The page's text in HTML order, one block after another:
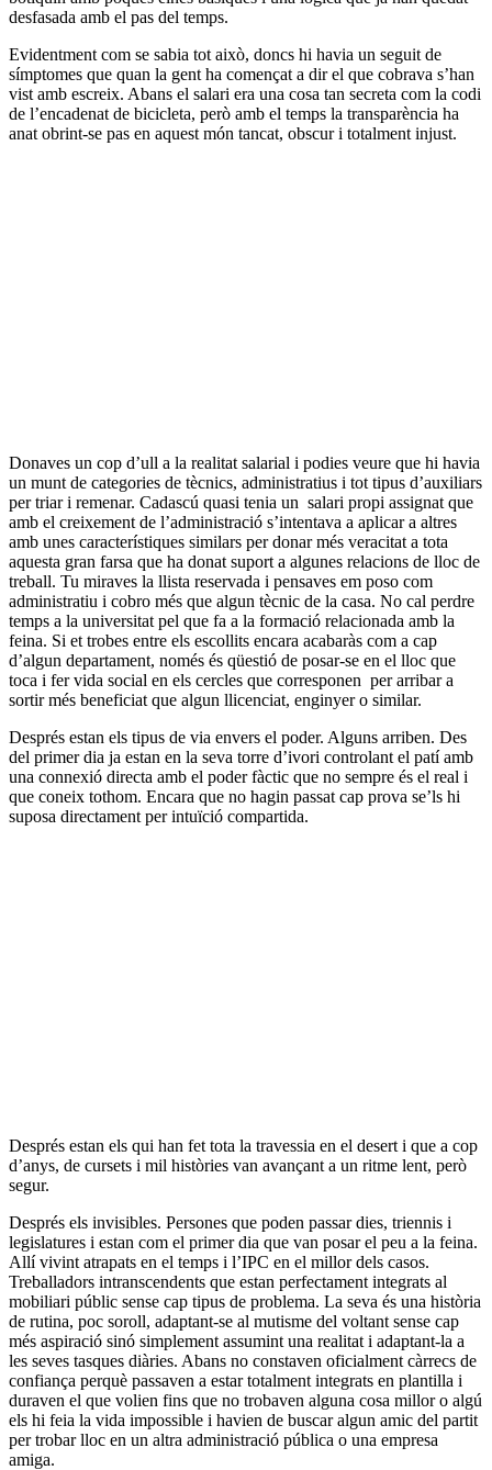
desfasada amb el pas del temps.
Evidentment com se sabia tot això, doncs hi havia un seguit de
símptomes que quan la gent ha començat a dir el que cobrava s’han
vist amb escreix. Abans el salari era una cosa tan secreta com la codi
de l’encadenat de bicicleta, però amb el temps la transparència ha
anat obrint-se pas en aquest món tancat, obscur i totalment injust.
Donaves un cop d’ull a la realitat salarial i podies veure que hi havia
un munt de categories de tècnics, administratius i tot tipus d’auxiliars
per triar i remenar. Cadascú quasi tenia un salari propi assignat que
amb el creixement de l’administració s’intentava a aplicar a altres
amb unes característiques similars per donar més veracitat a tota
aquesta gran farsa que ha donat suport a algunes relacions de lloc de
treball. Tu miraves la llista reservada i pensaves em poso com
administratiu i cobro més que algun tècnic de la casa. No cal perdre
temps a la universitat pel que fa a la formació relacionada amb la
feina. Si et trobes entre els escollits encara acabaràs com a cap
d’algun departament, només és qüestió de posar-se en el lloc que
toca i fer vida social en els cercles que corresponen per arribar a
sortir més beneficiat que algun llicenciat, enginyer o similar.
Després estan els tipus de via envers el poder. Alguns arriben. Des
del primer dia ja estan en la seva torre d’ivori controlant el patí amb
una connexió directa amb el poder fàctic que no sempre és el real i
que coneix tothom. Encara que no hagin passat cap prova se’ls hi
suposa directament per intuïció compartida.
Després estan els qui han fet tota la travessia en el desert i que a cop
d’anys, de cursets i mil històries van avançant a un ritme lent, però
segur.
Després els invisibles. Persones que poden passar dies, triennis i
legislatures i estan com el primer dia que van posar el peu a la feina.
Allí vivint atrapats en el temps i l’IPC en el millor dels casos.
Treballadors intranscendents que estan perfectament integrats al
mobiliari públic sense cap tipus de problema. La seva és una història
de rutina, poc soroll, adaptant-se al mutisme del voltant sense cap
més aspiració sinó simplement assumint una realitat i adaptant-la a
les seves tasques diàries. Abans no constaven oficialment càrrecs de
confiança perquè passaven a estar totalment integrats en plantilla i
duraven el que volien fins que no trobaven alguna cosa millor o algú
els hi feia la vida impossible i havien de buscar algun amic del partit
per trobar lloc en un altra administració pública o una empresa
amiga.